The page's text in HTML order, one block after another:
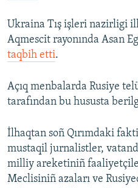
Ukraina Tış işleri nazirligi
Aqmescit rayonında Asan
taqbih etti.
Açıq menbalarda Rusiye
tarafından bu hususta
İlhaqtan soñ Qırımdaki
mustaqil jurnalistler,
milliy areketiniñ
Meclisiniñ azaları ve